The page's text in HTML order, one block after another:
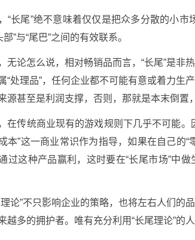
“长尾”绝不意味着仅仅是把众多分散的小
部”与“尾巴”之间的有效联系。
无论怎么说，相对畅销品而言，“长尾”是非
“处理品”，任何企业都不可能有意或着力生
源甚至是利润支撑，否则，那就是本末倒置
在传统商业现有的游戏规则下几乎不可能
本”这一商业常识作为指导，如果在自己的“
过这种产品赢利，这时要在“长尾市场”中
理论”不只影响企业的策略，也将左右人们的
越多的拥护者。唯有充分利用“长尾理论”的